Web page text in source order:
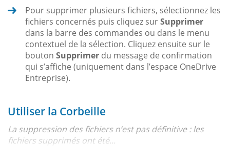
Pour supprimer plusieurs fichiers, sélectionnez les
fichiers concernés puis cliquez surSupprimer
dans la barre des commandes ou dans le menu
contextuel de la sélection. Cliquez ensuite sur le
bouton Supprimer du message de confirmation
qui s’affiche (uniquement dans l’espace OneDrive
Entreprise).
Utiliser la Corbeille
La suppression des fichiers n’est pas définitive : les
fichiers supprimés ont été...